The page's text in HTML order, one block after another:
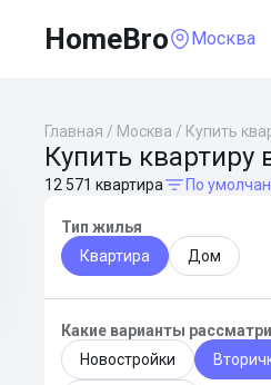
HomeBro Москва
Главная / Москва / Купить
Купить
12 571 квартира По
Тип жилья
Квартира
Дом
Какие варианты
Новостройки